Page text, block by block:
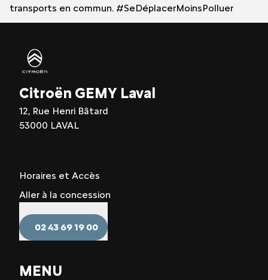
transports en commun. #SeDéplacerMoinsPolluer
Citroën GEMY Laval
12, Rue Henri Bâtard
53000 LAVAL
Horaires et Accès
Aller à la concession
02 43 69 19 00
MENU